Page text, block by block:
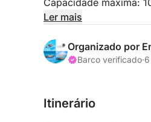
Capacidade máxima:
Primeira parada para
recordação. Em
Ler mais
Organizado por
Barco verificado·
Itinerário